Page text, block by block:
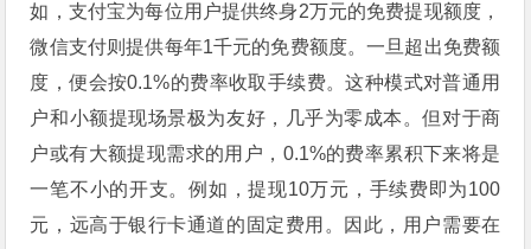
如，支付宝为每位用户提供终身2万元的免费提现额度，
微信支付则提供每年1千元的免费额度。一旦超出免费额
度，便会按0.1%的费率收取手续费。这种模式对普通用
户和小额提现场景极为友好，几乎为零成本。但对于商
户或有大额提现需求的用户，0.1%的费率累积下来将是
一笔不小的开支。例如，提现10万元，手续费即为100
元，远高于银行卡通道的固定费用。因此，用户需要在